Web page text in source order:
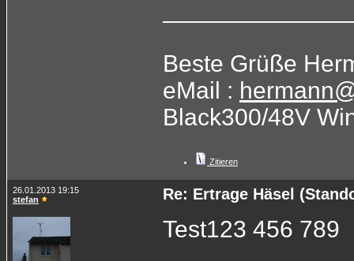
Beste Grüße
eMail :
Black300/48V
Zitieren
26.01.2013 19:15
stefan
Re: Ertrage Häsel
Test123 456 789